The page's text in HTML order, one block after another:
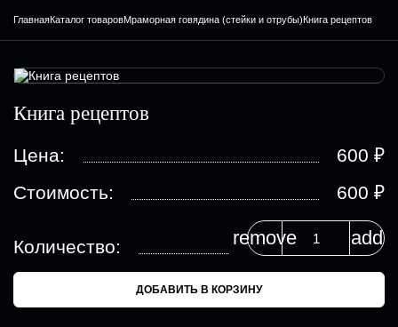
ГлавнаяКаталог товаровМраморная говядина (стейки и отрубы)Книга рецептов
Книга рецептов
Цена: 600 ₽
Стоимость: 600 ₽
Количество: remove add
ДОБАВИТЬ В КОРЗИНУ